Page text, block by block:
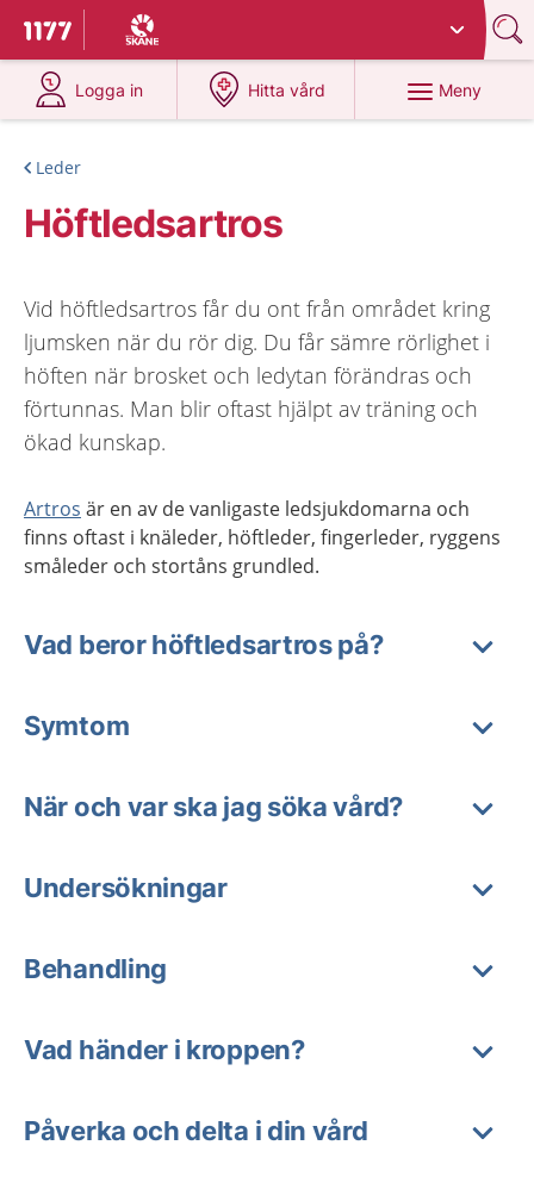
Till startsidan för 1177
Du har valt region
Logga in
på 1177.se
Hitta vård
på 1177.se
Meny
Leder
Höftledsartros
Vid höftledsartros får du ont från området kring
ljumsken när du rör dig. Du får sämre rörlighet i
höften när brosket och ledytan förändras och
förtunnas. Man blir oftast hjälpt av träning och
ökad kunskap.
Artros är en av de vanligaste ledsjukdomarna och
finns oftast i knäleder, höftleder, fingerleder, ryggens
småleder och stortåns grundled.
Vad beror höftledsartros på?
Symtom
När och var ska jag söka vård?
Undersökningar
Behandling
Vad händer i kroppen?
Påverka och delta i din vård